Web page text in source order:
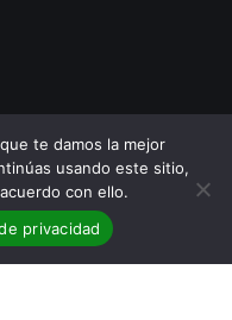
te damos la mejor
usando este sitio,
con ello.
privacidad